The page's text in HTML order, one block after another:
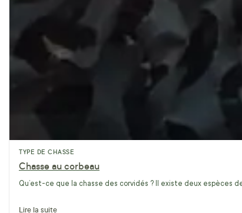
TYPE DE CHASSE
Chasse au corbeau
Qu’est-ce que la chasse des corvidés ? Il existe deux espèces
Lire la suite